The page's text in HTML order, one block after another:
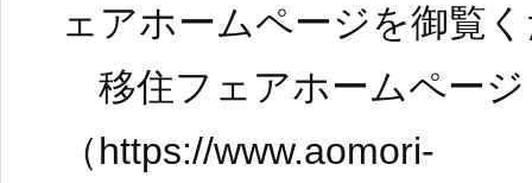
ェアホームページを御覧
移住フェアホームページ
（https://www.aomori-